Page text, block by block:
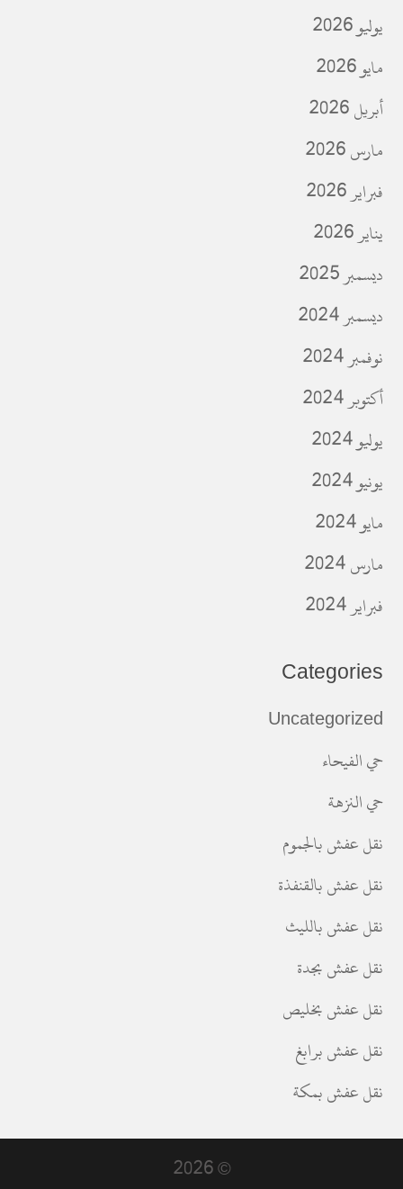
يوليو 2026
مايو 2026
أبريل 2026
مارس 2026
فبراير 2026
يناير 2026
ديسمبر 2025
ديسمبر 2024
نوفمبر 2024
أكتوبر 2024
يوليو 2024
يونيو 2024
مايو 2024
مارس 2024
فبراير 2024
Categories
Uncategorized
حي الفيحاء
حي النزهة
نقل عفش بالجموم
نقل عفش بالقنفذة
نقل عفش بالليث
نقل عفش بجدة
نقل عفش بخليص
نقل عفش برابغ
نقل عفش بمكة
© 2026